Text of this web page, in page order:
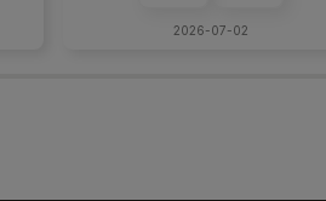
2026-07-02